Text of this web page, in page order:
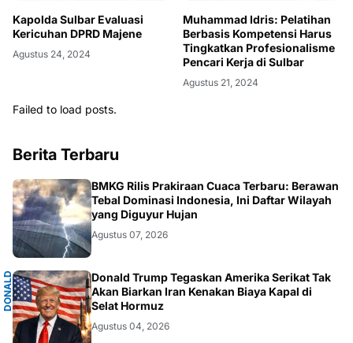
Kapolda Sulbar Evaluasi
Kericuhan DPRD Majene
Agustus 24, 2024
Muhammad Idris: Pelatihan
Berbasis Kompetensi Harus
Tingkatkan Profesionalisme
Pencari Kerja di Sulbar
Agustus 21, 2024
Failed to load posts.
Berita Terbaru
NASIONAL
BMKG Rilis Prakiraan Cuaca Terbaru: Berawan
Tebal Dominasi Indonesia, Ini Daftar Wilayah
yang Diguyur Hujan
Agustus 07, 2026
D
O
N
AL
D
T
R
U
MP
Donald Trump Tegaskan Amerika Serikat Tak
Akan Biarkan Iran Kenakan Biaya Kapal di
Selat Hormuz
Agustus 04, 2026